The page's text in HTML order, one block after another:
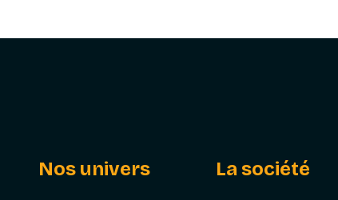
Nos univers La société